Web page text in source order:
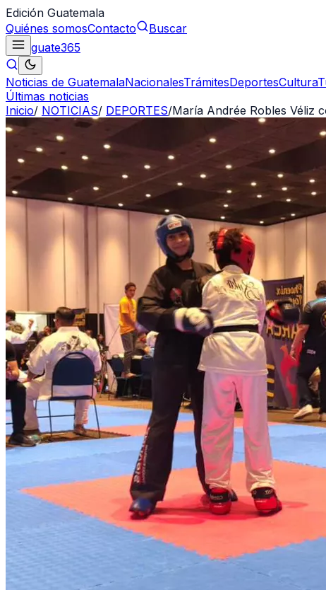
Edición Guatemala
Quiénes somosContacto
Buscar
guate365
Noticias de GuatemalaNacionalesTrámitesDeportesCultura
Últimas noticias
Inicio/ NOTICIAS/ DEPORTES/María Andrée Robles Véliz